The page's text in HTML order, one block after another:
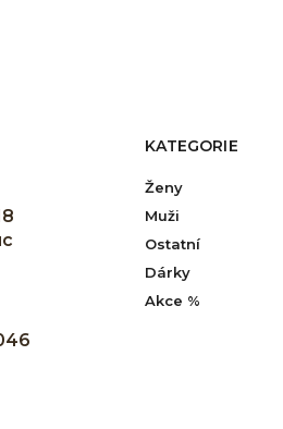
KATEGORIE
Ženy
Muži
Ostatní
Dárky
Akce %